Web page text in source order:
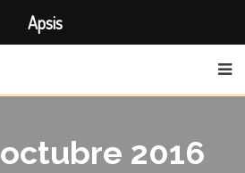
octubre 2016
Apsis